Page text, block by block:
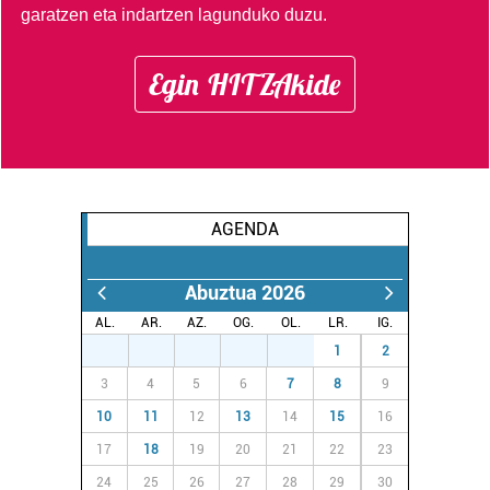
datuen atalean. Edozein unetan alda edo ken dezakezu
zure baimena Cookieen adierazpenean.
Webgune honek cookie propioak eta hirugarrenen cookie-
erabiltzeko baimen esplizitua ematen diguzu.Gehiago
garatzen eta indartzen lagunduko duzu.
Egin HITZAkide
AGENDA
Abuztua 2026
AL. AR. AZ. OG. OL. LR.
IG.
1 2
3 4 5 6 7 8 9
10 11 12 13 14 15 16
17 18 19 20 21 22 23
24 25 26 27 28 29 30